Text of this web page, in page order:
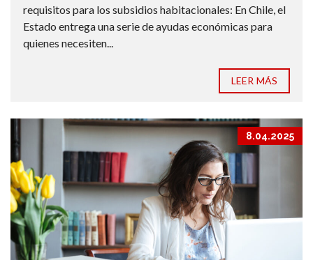
requisitos para los subsidios habitacionales: En Chile, el
Estado entrega una serie de ayudas económicas para
quienes necesiten...
LEER MÁS
8.04.2025